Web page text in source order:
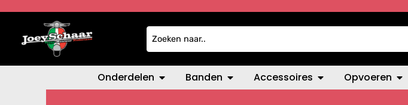
Onderdelen Banden Accessoires Opvoeren